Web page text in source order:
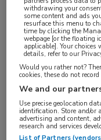
Hoogleraar
Tom Isaacs
jaarlijks uitgereikt
onderzoeker die
van mensen met
Parkinson op
Parkinson
withdrawing your
some content and ads
resurface this menu to
time by clicking the
webpage [or the floating
applicable]. Your
details, refer to our
Would you rather not?
cookies, these do not
We and our
Use precise geolocation
identification. Store and/or
advertising and content,
research and services
List of Partners